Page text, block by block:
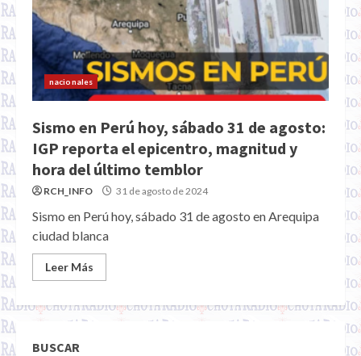
nacionales
Sismo en Perú hoy, sábado 31 de agosto:
IGP reporta el epicentro, magnitud y
hora del último temblor
RCH_INFO 31 de agosto de 2024
Sismo en Perú hoy, sábado 31 de agosto en Arequipa
ciudad blanca
Leer Más
BUSCAR